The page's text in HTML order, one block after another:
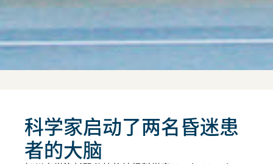
科学家启动了两名昏迷患
者的大脑